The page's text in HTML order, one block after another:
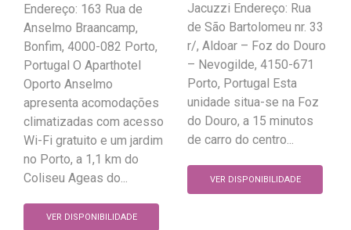
Endereço: 163 Rua de
Anselmo Braancamp,
Bonfim, 4000-082 Porto,
Portugal O Aparthotel
Oporto Anselmo
apresenta acomodações
climatizadas com acesso
Wi-Fi gratuito e um jardim
no Porto, a 1,1 km do
Coliseu Ageas do...
VER DISPONIBILIDADE
Jacuzzi Endereço: Rua
de São Bartolomeu nr. 33
r/, Aldoar – Foz do Douro
– Nevogilde, 4150-671
Porto, Portugal Esta
unidade situa-se na Foz
do Douro, a 15 minutos
de carro do centro...
VER DISPONIBILIDADE